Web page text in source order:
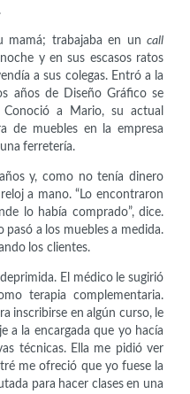
mamá; trabajaba en un call
y en sus escasos ratos
a sus colegas. Entró a la
años de Diseño Gráfico se
a Mario, su actual
de muebles en la empresa
ferretería.
y, como no tenía dinero
a mano. “Lo encontraron
lo había comprado”, dice.
pasó a los muebles a medida.
los clientes.
El médico le sugirió
terapia complementaria.
inscribirse en algún curso, le
a la encargada que yo hacía
técnicas. Ella me pidió ver
me ofreció que yo fuese la
para hacer clases en una